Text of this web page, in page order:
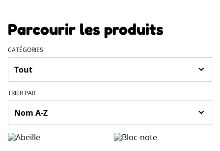
Parcourir les produits
CATÉGORIES
TRIER PAR